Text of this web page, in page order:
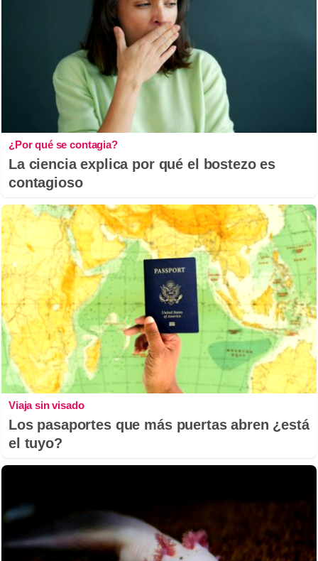
¿Por qué se contagia?
La ciencia explica por qué el bostezo es
contagioso
Viaja sin visado
Los pasaportes que más puertas abren ¿está
el tuyo?